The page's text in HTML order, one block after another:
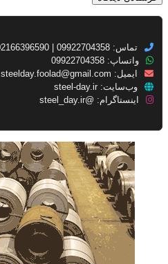
تماس: 09922704358 | 02166396590
واتساپ: 09922704358
ایمیل: steelday.foolad@gmail.com
وب‌سایت: steel-day.ir
اینستاگرام: @steel_day.ir